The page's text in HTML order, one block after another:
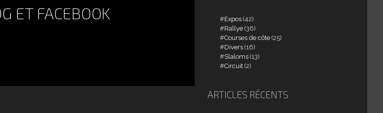
ET FACEBOOK Expos (42)
Rallye (36)
Courses de côte (25)
Divers (16)
Slaloms (13)
Circuit (2)
ARTICLES RÉCENTS